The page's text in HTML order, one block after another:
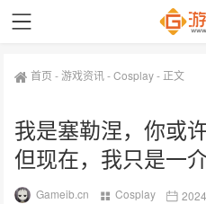
首页 -游戏资讯-Cosplay- 正文
我是塞勒涅，你或
但现在，我只是一
Gameib.cn Cosplay